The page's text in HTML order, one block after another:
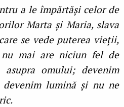
a le împărtăși celor de
Marta și Maria, slava
se vede puterea vieții,
mai are niciun fel de
omului; devenim
lumină și nu ne